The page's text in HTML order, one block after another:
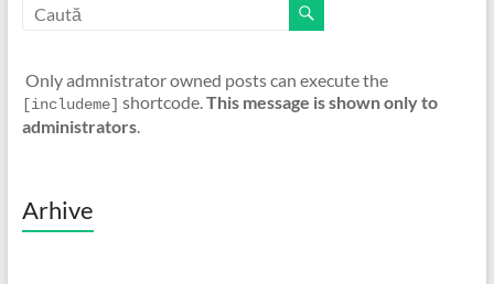
Only admnistrator owned posts can execute the
[includeme] shortcode.This message is shown only to
administrators.
Arhive